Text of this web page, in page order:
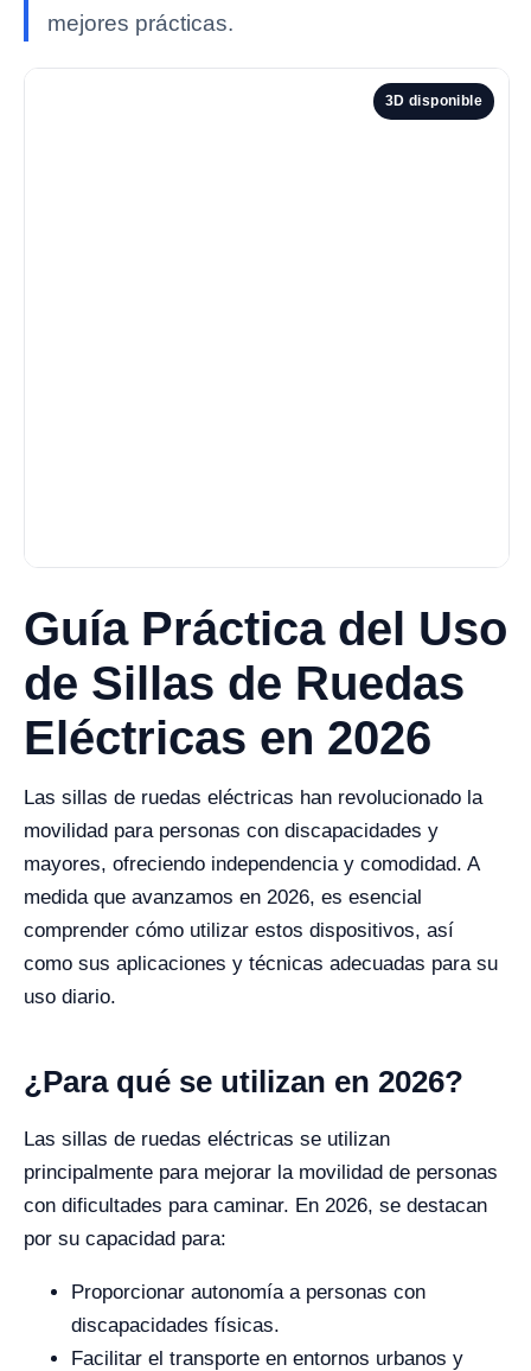
mejores prácticas.
3D disponible
Guía Práctica del Uso
de Sillas de Ruedas
Eléctricas en 2026
Las sillas de ruedas eléctricas han revolucionado la
movilidad para personas con discapacidades y
mayores, ofreciendo independencia y comodidad. A
medida que avanzamos en 2026, es esencial
comprender cómo utilizar estos dispositivos, así
como sus aplicaciones y técnicas adecuadas para su
uso diario.
¿Para qué se utilizan en 2026?
Las sillas de ruedas eléctricas se utilizan
principalmente para mejorar la movilidad de personas
con dificultades para caminar. En 2026, se destacan
por su capacidad para:
Proporcionar autonomía a personas con
discapacidades físicas.
Facilitar el transporte en entornos urbanos y